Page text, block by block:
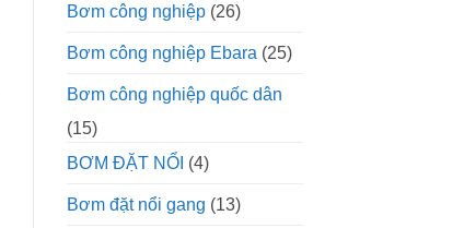
Bơm công nghiệp(26)
Bơm công nghiệp Ebara (25)
Bơm công nghiệp quốc dân
(15)
BƠM ĐẶT NỔI (4)
Bơm đặt nổi gang (13)